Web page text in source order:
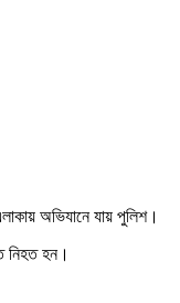
অভিযানে যায় পুলিশ।
নিহত হন।